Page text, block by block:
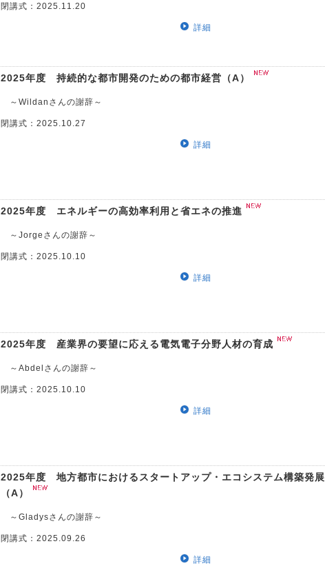
閉講式：2025.11.20
詳細
2025年度 持続的な都市開発のための都市経営（A）
～Wildanさんの謝辞～
閉講式：2025.10.27
詳細
2025年度 エネルギーの高効率利用と省エネの推進
～Jorgeさんの謝辞～
閉講式：2025.10.10
詳細
2025年度 産業界の要望に応える電気電子分野人材の育成
～Abdelさんの謝辞～
閉講式：2025.10.10
詳細
2025年度 地方都市におけるスタートアップ・エコシステム構築発展
（A）
～Gladysさんの謝辞～
閉講式：2025.09.26
詳細